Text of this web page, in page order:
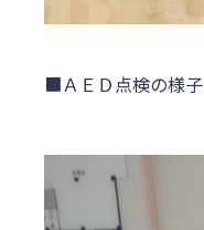
■ＡＥＤ点検の様子